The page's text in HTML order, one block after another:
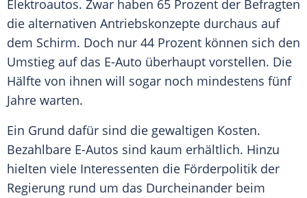
Elektroautos. Zwar haben 65 Prozent der Befragten
die alternativen Antriebskonzepte durchaus auf
dem Schirm. Doch nur 44 Prozent können sich den
Umstieg auf das E-Auto überhaupt vorstellen. Die
Hälfte von ihnen will sogar noch mindestens fünf
Jahre warten.
Ein Grund dafür sind die gewaltigen Kosten.
Bezahlbare E-Autos sind kaum erhältlich. Hinzu
hielten viele Interessenten die Förderpolitik der
Regierung rund um das Durcheinander beim